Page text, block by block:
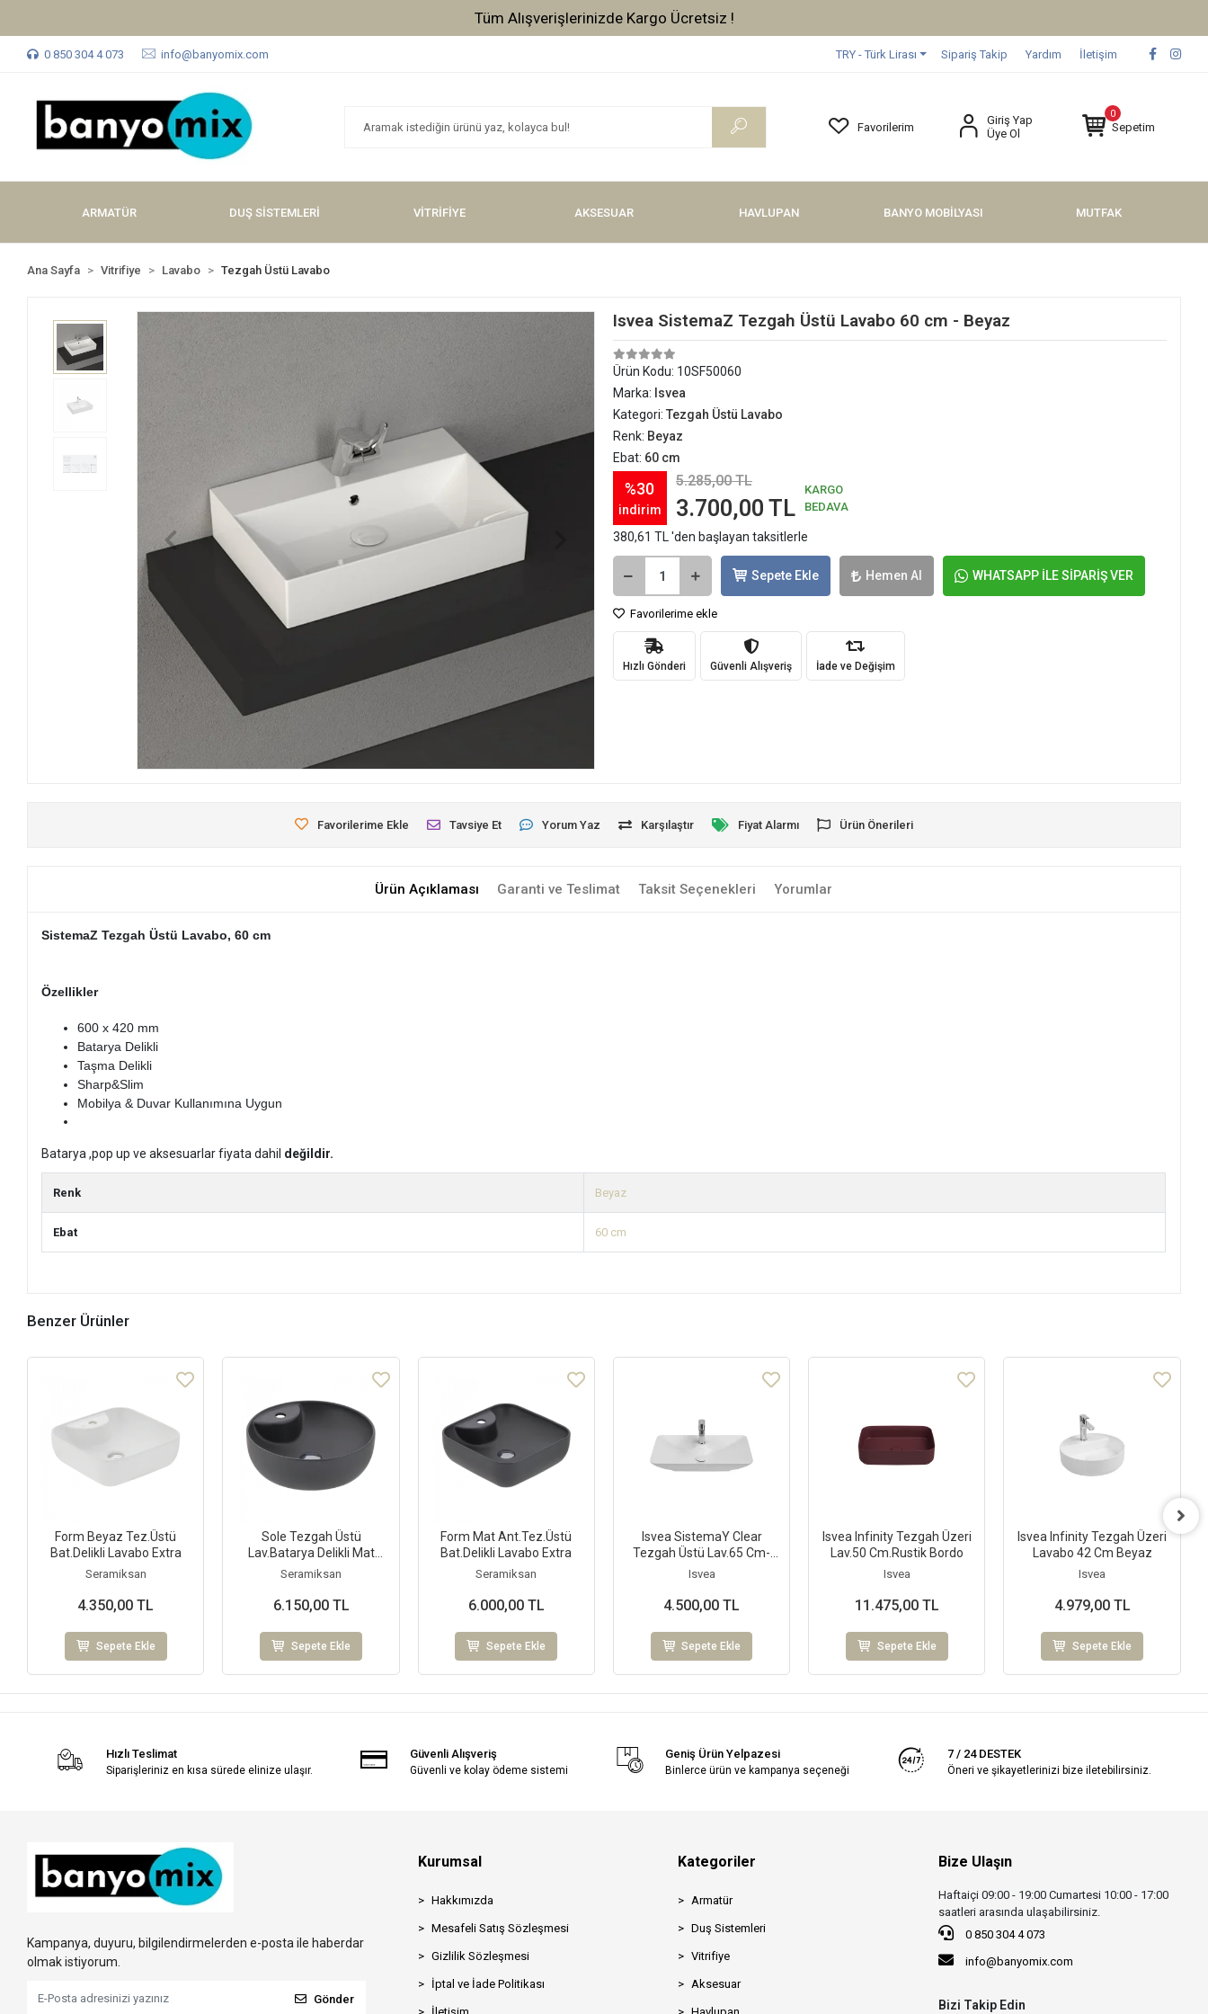
Tüm Alışverişlerinizde Kargo Ücretsiz !
0 850 304 4 073 info@banyomix.com TRY - Türk Lirası Sipariş Takip Yardım İletişim
Favorilerim
Giriş Yap
Üye Ol
0
Sepetim
ARMATÜR DUŞ SİSTEMLERİ VİTRİFİYE AKSESUAR HAVLUPAN BANYO MOBİLYASI MUTFAK
Ana Sayfa Vitrifiye Lavabo Tezgah Üstü Lavabo
Isvea SistemaZ Tezgah Üstü Lavabo 60 cm - Beyaz
Ürün Kodu: 10SF50060
Marka: Isvea
Kategori: Tezgah Üstü Lavabo
Renk: Beyaz
Ebat: 60 cm
%30
indirim
5.285,00 TL
3.700,00 TL
KARGO
BEDAVA
380,61 TL 'den başlayan taksitlerle
Sepete Ekle Hemen Al WHATSAPP İLE SİPARİŞ VER
Favorilerime ekle
Hızlı Gönderi Güvenli Alışveriş İade ve Değişim
Favorilerime Ekle Tavsiye Et Yorum Yaz Karşılaştır Fiyat Alarmı Ürün Önerileri
Ürün Açıklaması Garanti ve Teslimat Taksit Seçenekleri Yorumlar
SistemaZ Tezgah Üstü Lavabo, 60 cm
Özellikler
600 x 420 mm
Batarya Delikli
Taşma Delikli
Sharp&Slim
Mobilya & Duvar Kullanımına Uygun
Batarya ,pop up ve aksesuarlar fiyata dahil değildir.
Renk Beyaz
Ebat 60 cm
Benzer Ürünler
Form Beyaz Tez.Üstü
Bat.Delikli Lavabo Extra
Seramiksan
4.350,00 TL
Sepete Ekle
Sole Tezgah Üstü
Lav.Batarya Delikli Mat
Antrasit
Seramiksan
6.150,00 TL
Sepete Ekle
Form Mat Ant.Tez.Üstü
Bat.Delikli Lavabo Extra
Seramiksan
6.000,00 TL
Sepete Ekle
Isvea SistemaY Clear
Tezgah Üstü Lav.65 Cm-
Beyaz
Isvea
4.500,00 TL
Sepete Ekle
Isvea Infinity Tezgah Üzeri
Lav.50 Cm.Rustik Bordo
Isvea
11.475,00 TL
Sepete Ekle
Isvea Infinity Tezgah Üzeri
Lavabo 42 Cm Beyaz
Isvea
4.979,00 TL
Sepete Ekle
Hızlı Teslimat
Siparişleriniz en kısa sürede elinize ulaşır.
Güvenli Alışveriş
Güvenli ve kolay ödeme sistemi
Geniş Ürün Yelpazesi
Binlerce ürün ve kampanya seçeneği
7 / 24 DESTEK
Öneri ve şikayetlerinizi bize iletebilirsiniz.
Kampanya, duyuru, bilgilendirmelerden e-posta ile haberdar
olmak istiyorum.
Gönder
Kurumsal
Hakkımızda
Mesafeli Satış Sözleşmesi
Gizlilik Sözleşmesi
İptal ve İade Politikası
Kategoriler
Armatür
Duş Sistemleri
Vitrifiye
Aksesuar
Bize Ulaşın
Haftaiçi 09:00 - 19:00 Cumartesi 10:00 - 17:00
saatleri arasında ulaşabilirsiniz.
0 850 304 4 073
info@banyomix.com
Bizi Takip Edin